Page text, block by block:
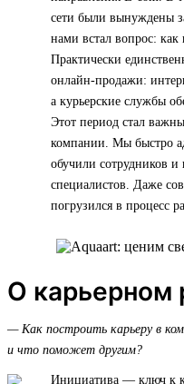
сети были вынуждены
нами встал вопрос: как
Практически
онлайн-продажи:
а курьерские службы
Этот период стал
компании. Мы быстро
обучили сотрудников
специалистов. Даже
погрузился в процесс
О карьерном
— Как построить карьеру в
и что поможет другим?
Инициатива — ключ к